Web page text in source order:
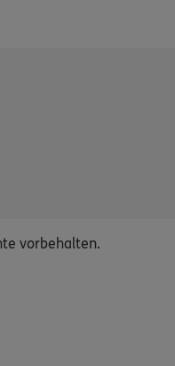
vorbehalten.